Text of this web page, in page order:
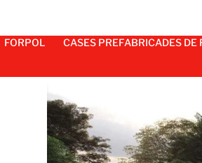
FORPOL CASES PREFABRICADES DE